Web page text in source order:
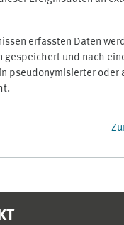
erfassten Daten
gespeichert und nach
pseudonymisierter oder